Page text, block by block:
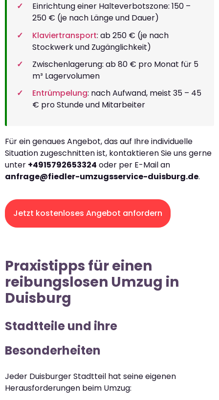
Einrichtung einer Halteverbotszone: 150 –
250 € (je nach Länge und Dauer)
Klaviertransport: ab 250 € (je nach
Stockwerk und Zugänglichkeit)
Zwischenlagerung: ab 80 € pro Monat für 5
m³ Lagervolumen
Entrümpelung: nach Aufwand, meist 35 – 45
€ pro Stunde und Mitarbeiter
Für ein genaues Angebot, das auf Ihre individuelle
Situation zugeschnitten ist, kontaktieren Sie uns gerne
unter +4915792653324 oder per E-Mail an
anfrage@fiedler-umzugsservice-duisburg.de.
Jetzt kostenloses Angebot anfordern
Praxistipps für einen
reibungslosen Umzug in
Duisburg
Stadtteile und ihre
Besonderheiten
Jeder Duisburger Stadtteil hat seine eigenen
Herausforderungen beim Umzug: